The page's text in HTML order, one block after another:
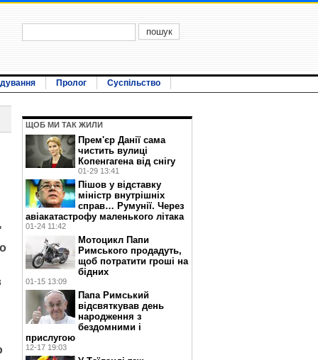
Пролог Суспільство
ЩОБ МИ ТАК ЖИЛИ
Прем'єр Данії сама
чистить вулиці
Копенгагена від снігу
01-29 13:41
Пішов у відставку
міністр внутрішніх
справ… Румунії. Через
авіакатастрофу маленького літака
01-24 11:42
Мотоцикл Папи
Римського продадуть,
щоб потратити гроші на
бідних
01-15 13:09
Папа Римський
відсвяткував день
народження з
бездомними і
прислугою
12-17 19:03